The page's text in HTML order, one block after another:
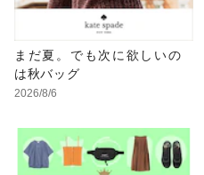
まだ夏。でも次に欲しいの
は秋バッグ
2026/8/6